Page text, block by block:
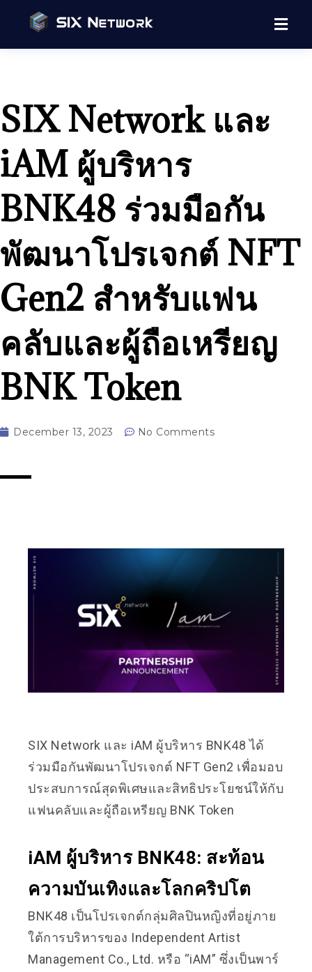
SIX Network และ
iAM ผู้บริหาร
BNK48 ร่วมมือกัน
พัฒนาโปรเจกต์ NFT
Gen2 สำหรับแฟน
คลับและผู้ถือเหรียญ
BNK Token
December 13, 2023 No Comments
SIX Network และ iAM ผู้บริหาร BNK48 ได้
ร่วมมือกันพัฒนาโปรเจกต์ NFT Gen2 เพื่อมอบ
ประสบการณ์สุดพิเศษและสิทธิประโยชน์ให้กับ
แฟนคลับและผู้ถือเหรียญ BNK Token
iAM ผู้บริหาร BNK48: สะท้อน
ความบันเทิงและโลกคริปโต
BNK48 เป็นโปรเจกต์กลุ่มศิลปินหญิงที่อยู่ภาย
ใต้การบริหารของ Independent Artist
Management Co., Ltd. หรือ “iAM” ซึ่งเป็นพาร์